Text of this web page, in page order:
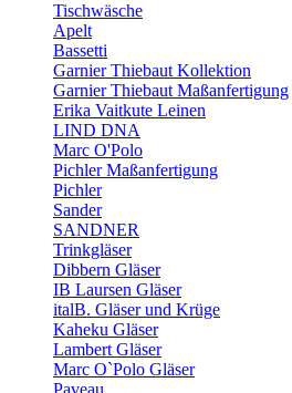
Tischwäsche
Apelt
Bassetti
Garnier Thiebaut Kollektion
Garnier Thiebaut Maßanfertigung
Erika Vaitkute Leinen
LIND DNA
Marc O'Polo
Pichler Maßanfertigung
Pichler
Sander
SANDNER
Trinkgläser
Dibbern Gläser
IB Laursen Gläser
italB. Gläser und Krüge
Kaheku Gläser
Lambert Gläser
Marc O`Polo Gläser
Paveau